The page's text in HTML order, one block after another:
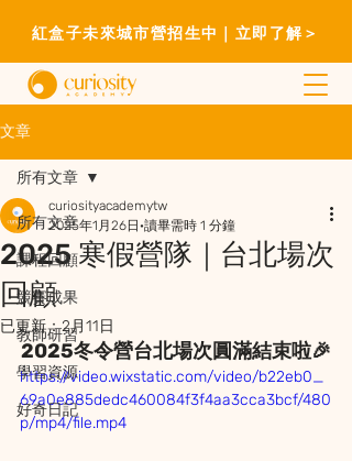
紅盒子未來城市營招生中｜立即了解＞
文章
所有文章
課程回顧
競賽成果
教師研習
學習資源
好奇日記
所有文章
2025 寒假營隊｜台北場次
回顧
curiosityacademytw
2025年1月26日 讀畢需時 1 分鐘
已更新：2月11日
2025冬令營台北場次圓滿結束啦🎉
https://video.wixstatic.com/video/b22eb0_
69a0e885dedc460084f3f4aa3cca3bcf/480
p/mp4/file.mp4